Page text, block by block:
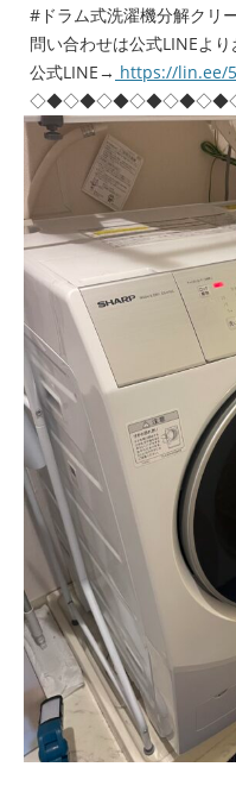
#ドラム式洗濯機分解クリ
問い合わせは公式LINEより
公式LINE→ https://lin.ee/